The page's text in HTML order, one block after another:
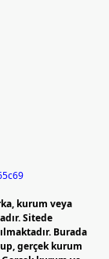
kurum veya
Sitede
Burada
gerçek kurum